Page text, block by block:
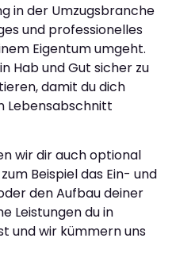
in der Umzugsbranche
und professionelles
Eigentum umgeht.
Hab und Gut sicher zu
damit du dich
Lebensabschnitt
wir dir auch optional
Beispiel das Ein- und
den Aufbau deiner
Leistungen du in
und wir kümmern uns